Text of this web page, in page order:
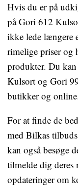
Hvis du er på
på Gori 612
ikke lede længere
rimelige priser og
produkter. Du
Kulsort og Gori
butikker og
For at finde de
med Bilkas
kan også besøge
tilmelde dig deres
opdateringer om